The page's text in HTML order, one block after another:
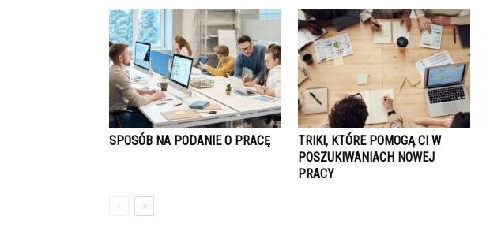
SPOSÓB NA PODANIE O PRACĘ
TRIKI, KTÓRE POMOGĄ CI W
POSZUKIWANIACH NOWEJ
PRACY